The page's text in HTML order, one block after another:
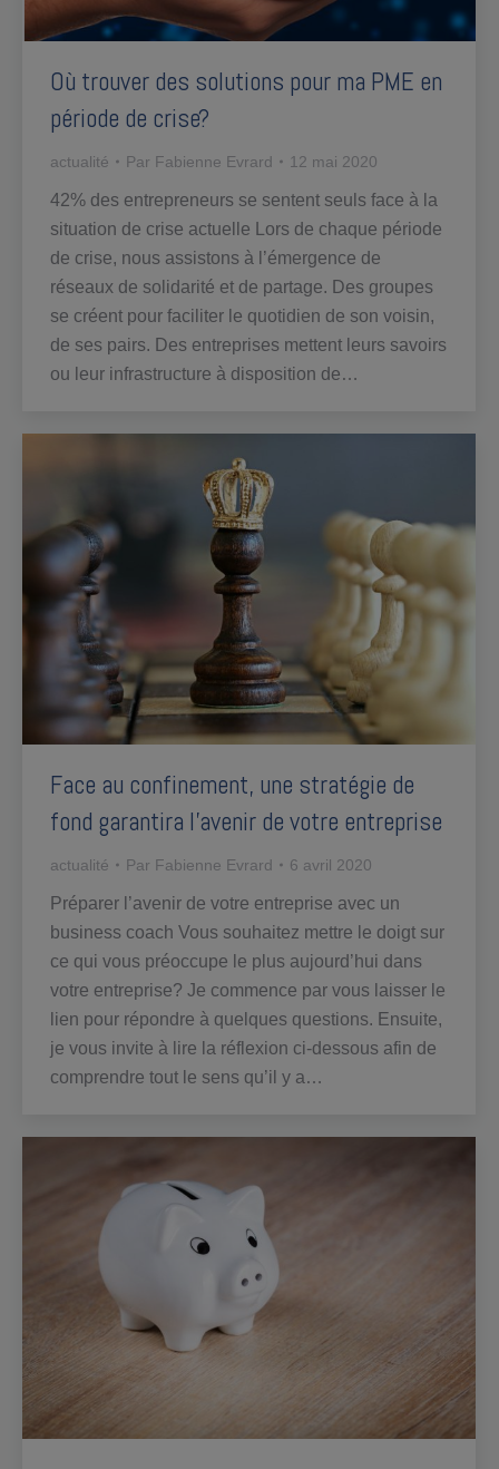
Où trouver des solutions pour ma PME en
période de crise?
actualité Par Fabienne Evrard 12 mai 2020
42% des entrepreneurs se sentent seuls face à la
situation de crise actuelle Lors de chaque période
de crise, nous assistons à l’émergence de
réseaux de solidarité et de partage. Des groupes
se créent pour faciliter le quotidien de son voisin,
de ses pairs. Des entreprises mettent leurs savoirs
ou leur infrastructure à disposition de…
Face au confinement, une stratégie de
fond garantira l’avenir de votre entreprise
actualité Par Fabienne Evrard 6 avril 2020
Préparer l’avenir de votre entreprise avec un
business coach Vous souhaitez mettre le doigt sur
ce qui vous préoccupe le plus aujourd’hui dans
votre entreprise? Je commence par vous laisser le
lien pour répondre à quelques questions. Ensuite,
je vous invite à lire la réflexion ci-dessous afin de
comprendre tout le sens qu’il y a…